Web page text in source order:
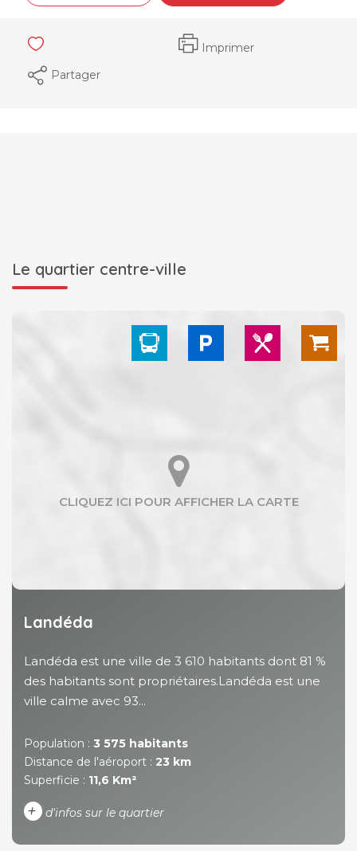
Imprimer
Partager
Le quartier centre-ville
Landéda
Landéda est une ville de 3 610 habitants dont 81 %
des habitants sont propriétaires.Landéda est une
ville calme avec 93...
Population : 3 575 habitants
Distance de l'aéroport : 23 km
Superficie : 11,6 Km²
+ d'infos sur le quartier